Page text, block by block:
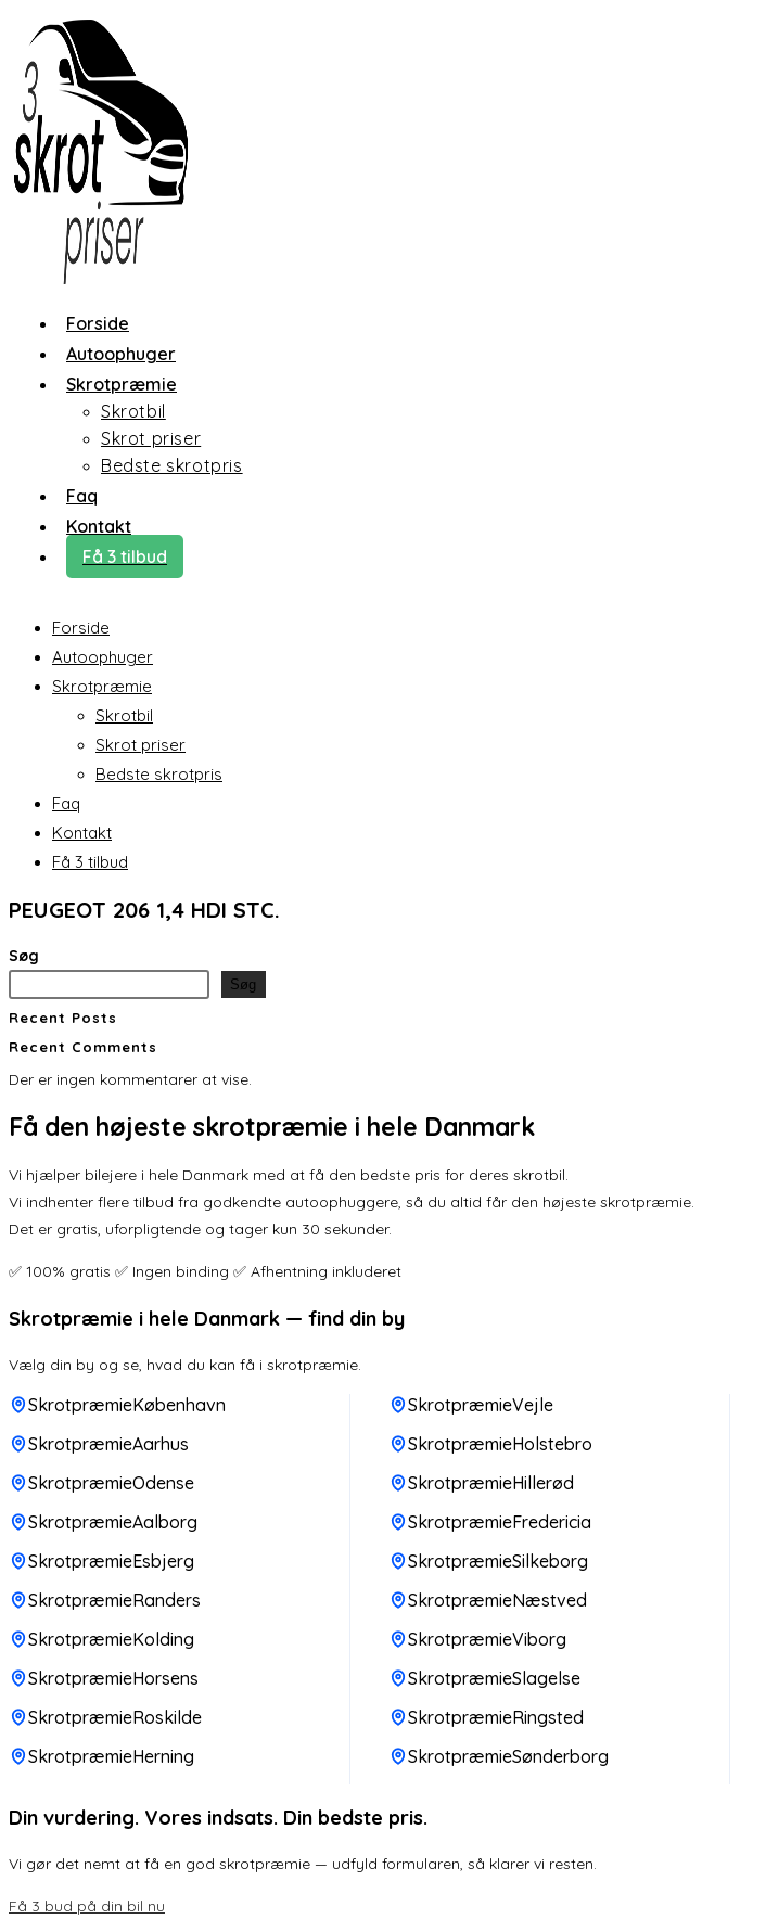
content
Forside
Autoophuger
Skrotpræmie
Skrotbil
Skrot priser
Bedste skrotpris
Faq
Kontakt
Få 3 tilbud
Forside
Autoophuger
Skrotpræmie
Skrotbil
Skrot priser
Bedste skrotpris
Faq
Kontakt
Få 3 tilbud
PEUGEOT 206 1,4 HDI STC.
Søg
Søg
Recent Posts
Recent Comments
Der er ingen kommentarer at vise.
Få den højeste skrotpræmie i hele Danmark
Vi hjælper bilejere i hele Danmark med at få den bedste pris for deres skrotbil.
Vi indhenter flere tilbud fra godkendte autoophuggere, så du altid får den højeste skrotpræmie.
Det er gratis, uforpligtende og tager kun 30 sekunder.
✅ 100% gratis ✅ Ingen binding ✅ Afhentning inkluderet
Skrotpræmie i hele Danmark — find din by
Vælg din by og se, hvad du kan få i skrotpræmie.
SkrotpræmieKøbenhavn
SkrotpræmieAarhus
SkrotpræmieOdense
SkrotpræmieAalborg
SkrotpræmieEsbjerg
SkrotpræmieRanders
SkrotpræmieKolding
SkrotpræmieHorsens
SkrotpræmieRoskilde
SkrotpræmieHerning
SkrotpræmieVejle
SkrotpræmieHolstebro
SkrotpræmieHillerød
SkrotpræmieFredericia
SkrotpræmieSilkeborg
SkrotpræmieNæstved
SkrotpræmieViborg
SkrotpræmieSlagelse
SkrotpræmieRingsted
SkrotpræmieSønderborg
Din vurdering. Vores indsats. Din bedste pris.
Vi gør det nemt at få en god skrotpræmie — udfyld formularen, så klarer vi resten.
Få 3 bud på din bil nu